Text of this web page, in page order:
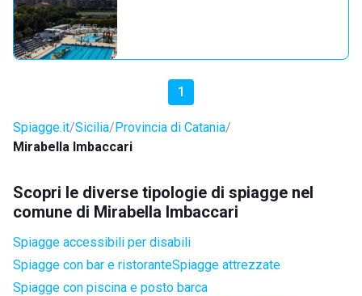
1
Spiagge.it Sicilia Provincia di Catania
Mirabella Imbaccari
Scopri le diverse tipologie di spiagge nel
comune di Mirabella Imbaccari
Spiagge accessibili per disabili
Spiagge con bar e ristoranteSpiagge attrezzate
Spiagge con piscina e posto barca